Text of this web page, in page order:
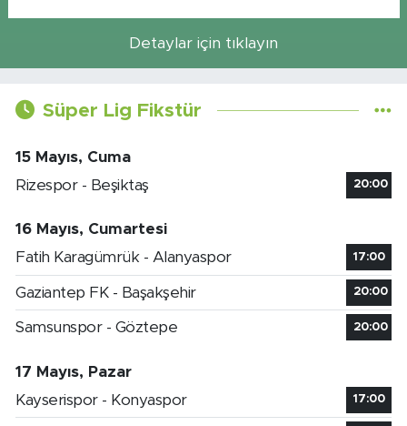
Detaylar için tıklayın
Süper Lig Fikstür
15 Mayıs, Cuma
Rizespor - Beşiktaş
20:00
16 Mayıs, Cumartesi
Fatih Karagümrük - Alanyaspor
17:00
Gaziantep FK - Başakşehir 20:00
Samsunspor - Göztepe 20:00
17 Mayıs, Pazar
Kayserispor - Konyaspor
17:00